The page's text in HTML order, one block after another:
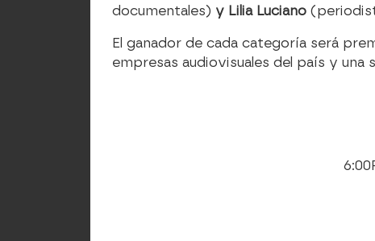
documentales) y Lilia Luciano
El ganador de cada categoría será
empresas audiovisuales del país y